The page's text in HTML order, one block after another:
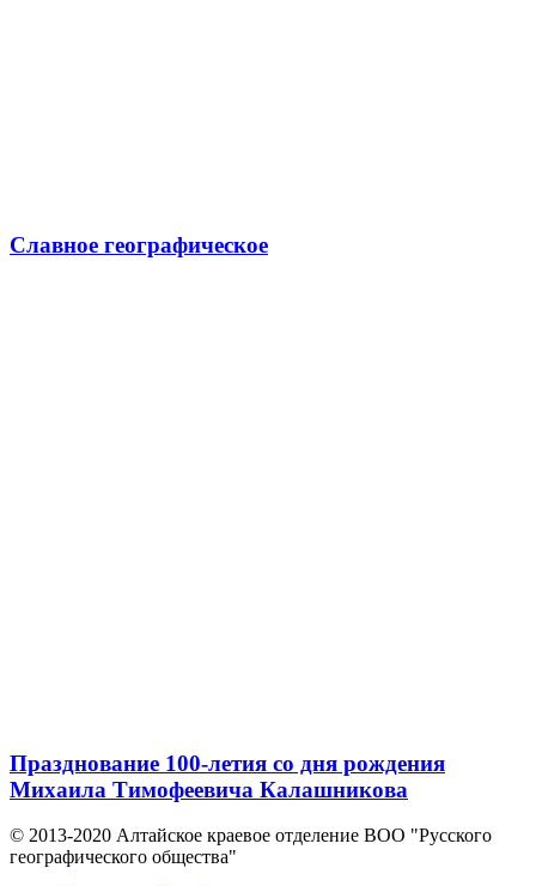
Славное географическое
Празднование 100-летия со дня рождения
Михаила Тимофеевича Калашникова
© 2013-2020 Алтайское краевое отделение BOO "Русского
географического общества"